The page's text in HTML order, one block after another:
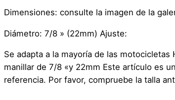
Dimensiones: consulte la imagen de la
Diámetro: 7/8 » (22mm) Ajuste:
Se adapta a la mayoría de las
manillar de 7/8 «y 22mm Este artículo es
referencia. Por favor, compruebe la talla